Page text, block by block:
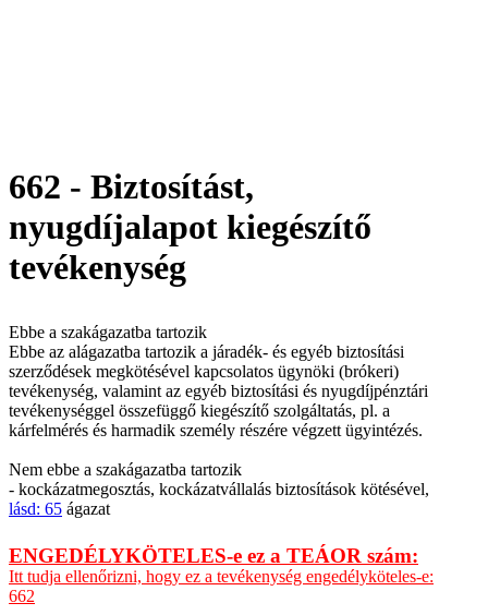
662 - Biztosítást,
nyugdíjalapot kiegészítő
tevékenység
Ebbe a szakágazatba tartozik
Ebbe az alágazatba tartozik a járadék- és egyéb biztosítási
szerződések megkötésével kapcsolatos ügynöki (brókeri)
tevékenység, valamint az egyéb biztosítási és nyugdíjpénztári
tevékenységgel összefüggő kiegészítő szolgáltatás, pl. a
kárfelmérés és harmadik személy részére végzett ügyintézés.
Nem ebbe a szakágazatba tartozik
- kockázatmegosztás, kockázatvállalás biztosítások kötésével,
lásd: 65 ágazat
ENGEDÉLYKÖTELES-e ez a TEÁOR szám:
Itt tudja ellenőrizni, hogy ez a tevékenység engedélyköteles-e:
662